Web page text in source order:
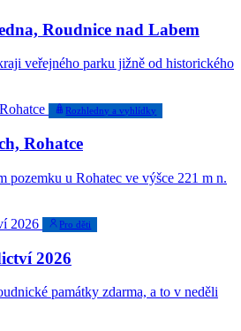
Roudnice nad Labem
veřejného parku jižně od historického
Rozhledny a vyhlídky
Rohatce
pozemku u Rohatec ve výšce 221 m n.
Pro děti
2026
památky zdarma, a to v neděli